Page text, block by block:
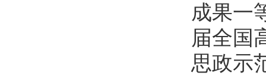
成果一
届全国
思政示